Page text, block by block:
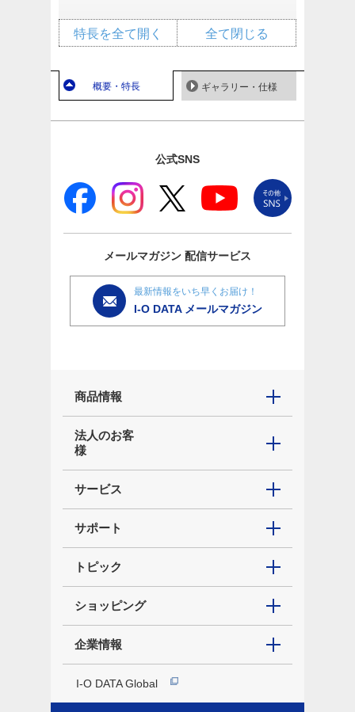
全て閉じる
特長を全て開く
概要・特長 ギャラリー・仕様
公式SNS
メールマガジン 配信サービス
最新情報をいち早くお届け！
I-O DATA メールマガジン
商品情報
法人のお客
様
サービス
サポート
トピック
ショッピング
企業情報
I-O DATA Global